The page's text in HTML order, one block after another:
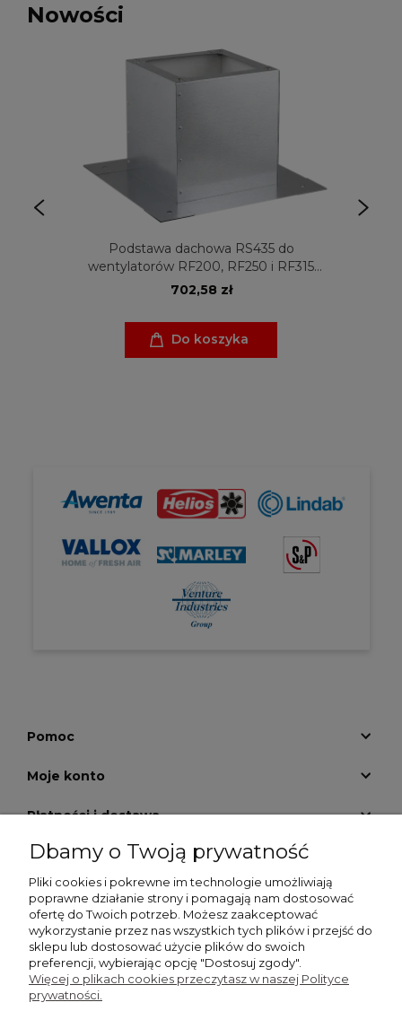
Nowości
Podstawa dachowa RS435 do
wentylatorów RF200, RF250 i RF315
Venture Industries
702,58 zł
Do koszyka
Pomoc
Moje konto
Płatności i dostawa
Informacje
O nas
GALERIA KRATEK
Dbamy o Twoją prywatność
Pliki cookies i pokrewne im technologie umożliwiają
poprawne działanie strony i pomagają nam dostosować
ofertę do Twoich potrzeb. Możesz zaakceptować
wykorzystanie przez nas wszystkich tych plików i przejść do
sklepu lub dostosować użycie plików do swoich
preferencji, wybierając opcję "Dostosuj zgody".
Więcej o plikach cookies przeczytasz w naszej Polityce
prywatności.